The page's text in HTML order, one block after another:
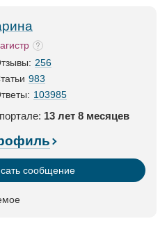
256
983
103985
13 лет 8 месяцев
сообщение